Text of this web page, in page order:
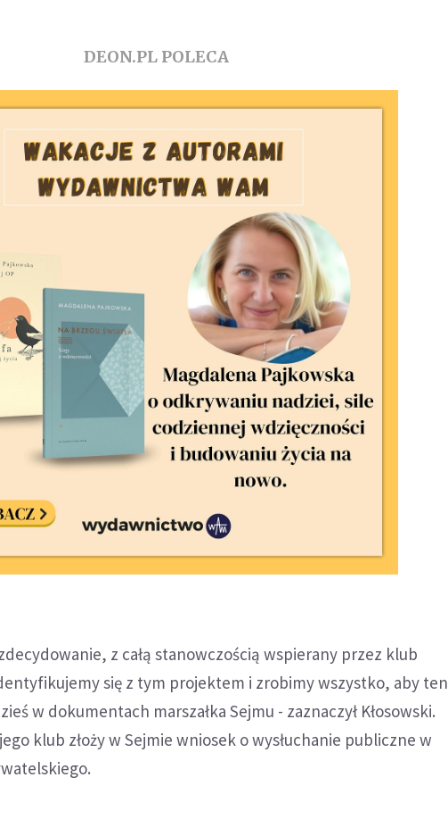
DEON.PL POLECA
z całą stanowczością wspierany przez klub
się z tym projektem i zrobimy wszystko, aby ten
w dokumentach marszałka Sejmu - zaznaczył Kłosowski.
klub złoży w Sejmie wniosek o wysłuchanie publiczne w